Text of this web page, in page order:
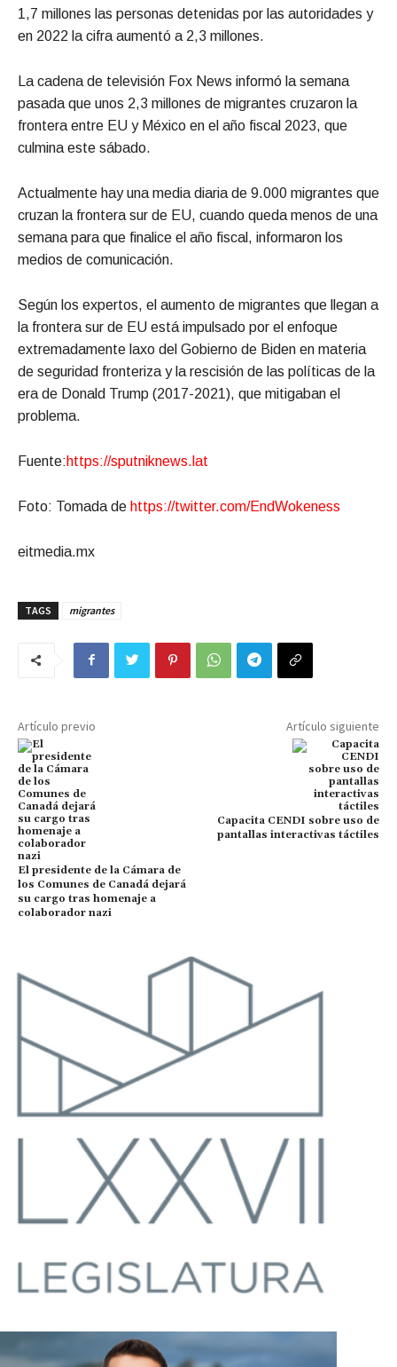
1,7 millones las personas detenidas por las autoridades y
en 2022 la cifra aumentó a 2,3 millones.
La cadena de televisión Fox News informó la semana
pasada que unos 2,3 millones de migrantes cruzaron la
frontera entre EU y México en el año fiscal 2023, que
culmina este sábado.
Actualmente hay una media diaria de 9.000 migrantes que
cruzan la frontera sur de EU, cuando queda menos de una
semana para que finalice el año fiscal, informaron los
medios de comunicación.
Según los expertos, el aumento de migrantes que llegan a
la frontera sur de EU está impulsado por el enfoque
extremadamente laxo del Gobierno de Biden en materia
de seguridad fronteriza y la rescisión de las políticas de la
era de Donald Trump (2017-2021), que mitigaban el
problema.
Fuente:https://sputniknews.lat
Foto: Tomada de https://twitter.com/EndWokeness
eitmedia.mx
TAGS migrantes
Artículo previo
El presidente de la Cámara de
los Comunes de Canadá dejará
su cargo tras homenaje a
colaborador nazi
Artículo siguiente
Capacita CENDI sobre uso de
pantallas interactivas táctiles